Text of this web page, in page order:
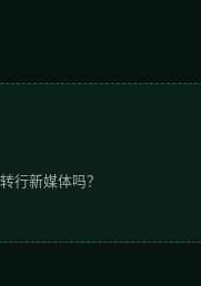
行新媒体吗？